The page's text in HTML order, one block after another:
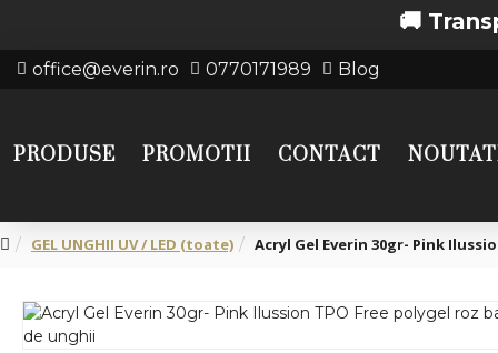
🚚 Transport
office@everin.ro 0770171989 Blog
PRODUSE PROMOTII CONTACT
GEL UNGHII UV / LED (toate) Acryl Gel Everin 30gr- Pink